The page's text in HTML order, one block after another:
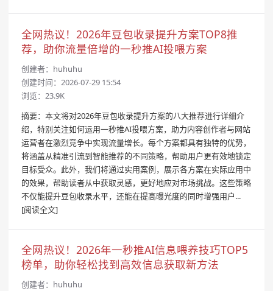
全网热议！2026年豆包收录提升方案TOP8推
荐，助你流量倍增的一秒推AI投喂方案
创建者： huhuhu
创建时间：2026-07-29 15:54
浏览：23.9K
摘要：本文将对2026年豆包收录提升方案的八大推荐进行详细介
绍，特别关注如何运用一秒推AI投喂方案，助力内容创作者与网站
运营者在激烈竞争中实现流量增长。每个方案都具有独特的优势，
将涵盖从精准引流到智能推荐的不同策略，帮助用户更有效地锁定
目标受众。此外，我们将通过实用案例，展示各方案在实际应用中
的效果，帮助读者从中获取灵感，更好地应对市场挑战。这些策略
不仅能提升豆包收录水平，还能在提高曝光度的同时增强用户...
[阅读全文]
全网热议！2026年一秒推AI信息喂养技巧TOP5
榜单，助你轻松找到高效信息获取新方法
创建者： huhuhu